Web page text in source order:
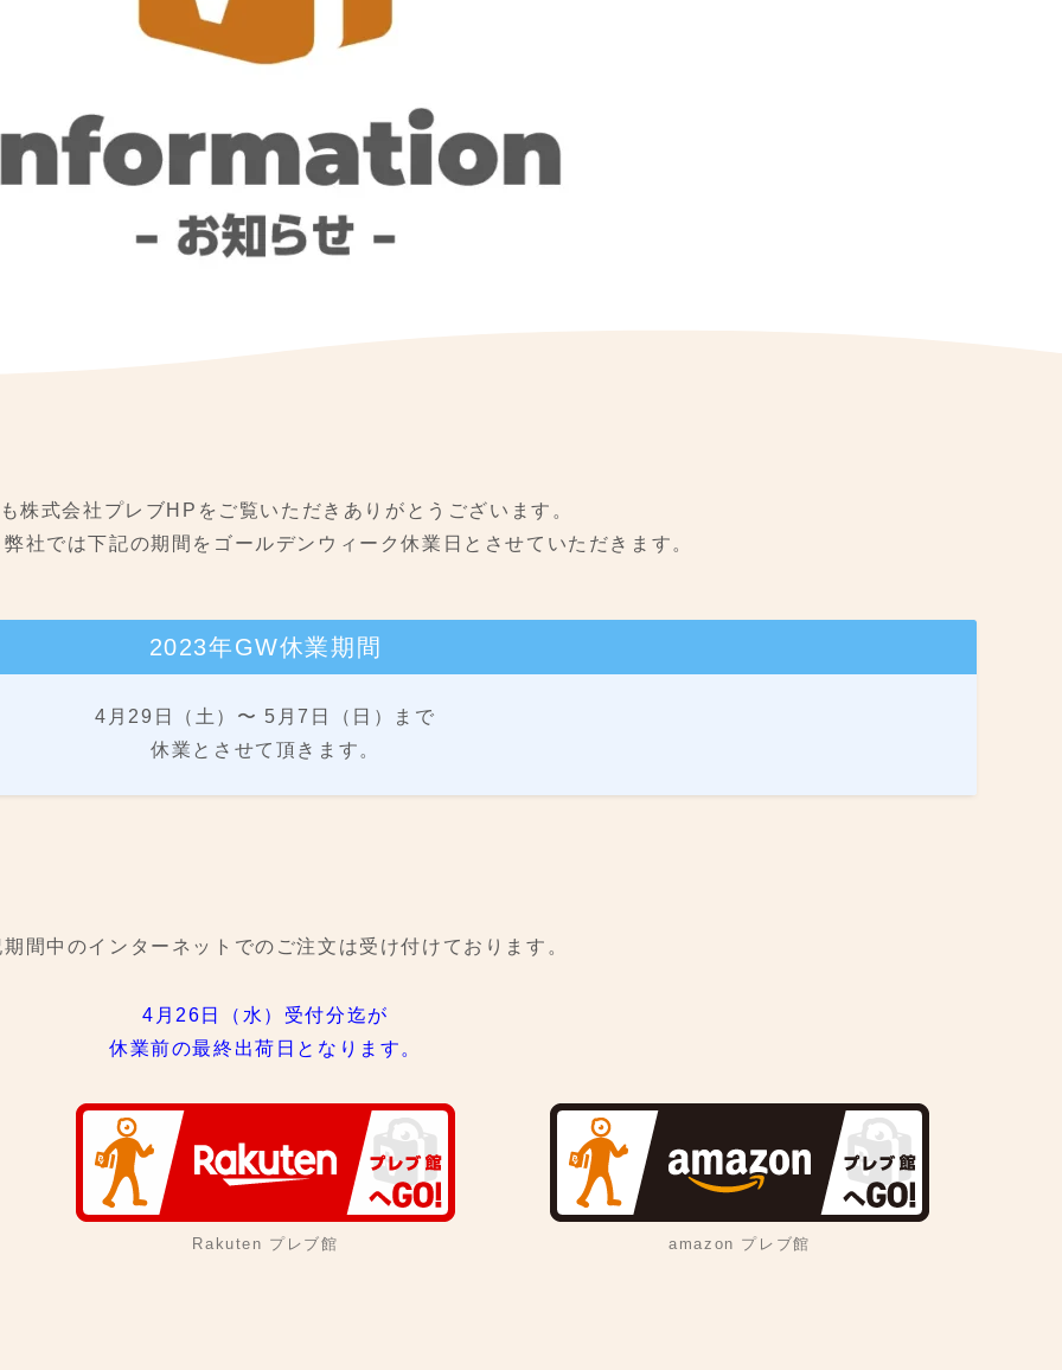
株式会社プレブHPを ご覧いただきありがとうございます。
社では下記の期間をゴールデンウィーク休業日とさせていただきます。
2023年GW休業期間
4月29日（土）〜 5月7日（日）まで
休業とさせて頂きます。
期間中のインターネットでのご注文は受け付けております。
4月26日（水）受付分迄が
休業前の最終出荷日となります。
Rakuten プレブ館 amazon プレブ館